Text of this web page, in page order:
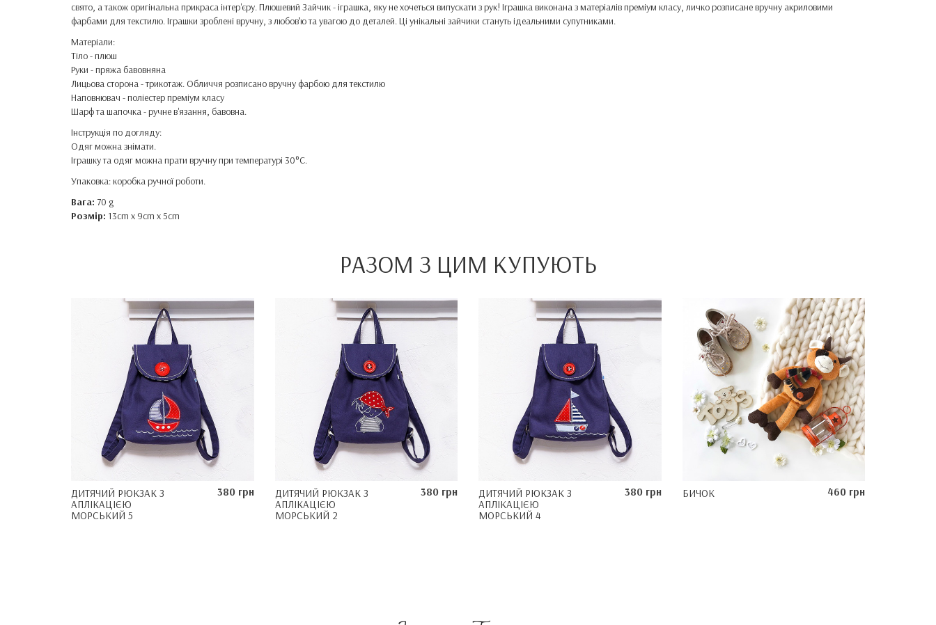
свято, а також оригінальна прикраса інтер'єру. Плюшевий Зайчик - іграшка, яку не хочеться випускати з рук! Іграшка виконана з матеріалів преміум класу, личко розписане вручну акриловими
фарбами для текстилю. Іграшки зроблені вручну, з любов’ю та увагою до деталей. Ці унікальні зайчики стануть ідеальними супутниками.
Матеріали:
Тіло - плюш
Руки - пряжа бавовняна
Лицьова сторона - трикотаж. Обличчя розписано вручну фарбою для текстилю
Наповнювач - поліестер преміум класу
Шарф та шапочка - ручне в'язання, бавовна.
Інструкція по догляду:
Одяг можна знімати.
Іграшку та одяг можна прати вручну при температурі 30°C.
Упаковка: коробка ручної роботи.
Вага: 70 g
Розмір: 13cm x 9cm x 5cm
РАЗОМ З ЦИМ КУПУЮТЬ
ДИТЯЧИЙ РЮКЗАК З
АПЛІКАЦІЄЮ
МОРСЬКИЙ 5
380 грн
ДИТЯЧИЙ РЮКЗАК З
АПЛІКАЦІЄЮ
МОРСЬКИЙ 2
380 грн
ДИТЯЧИЙ РЮКЗАК З
АПЛІКАЦІЄЮ
МОРСЬКИЙ 4
380 грн БИЧОК 460 грн